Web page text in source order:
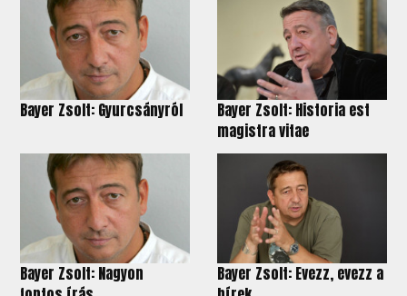
Bayer Zsolt: Gyurcsányról
Bayer Zsolt: Historia est
magistra vitae
Bayer Zsolt: Nagyon
Bayer Zsolt: Evezz, evezz a